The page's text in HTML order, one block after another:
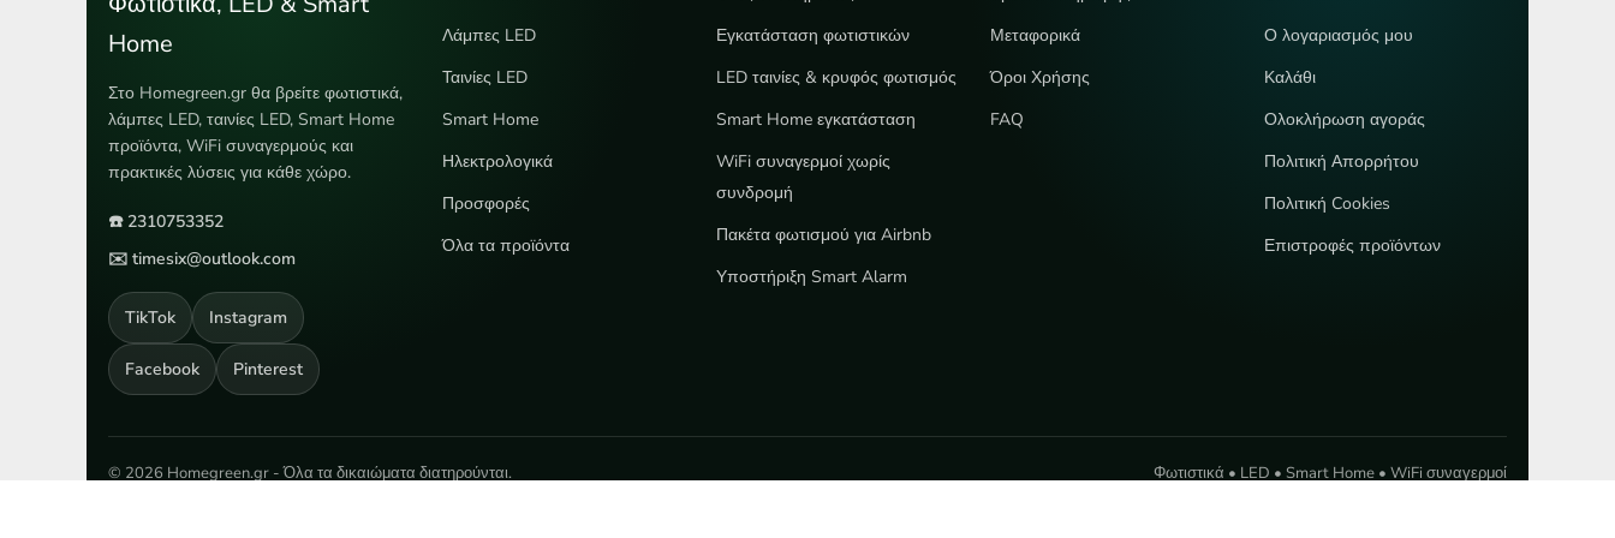
Home
Στο Homegreen.gr θα βρείτε φωτιστικά,
λάμπες LED, ταινίες LED, Smart Home
προϊόντα, WiFi συναγερμούς και
πρακτικές λύσεις για κάθε χώρο.
☎️ 2310753352
✉️ timesix@outlook.com
TikTok Instagram
Facebook Pinterest
Λάμπες LED
Ταινίες LED
Smart Home
Ηλεκτρολογικά
Προσφορές
Όλα τα προϊόντα
Εγκατάσταση φωτιστικών
LED ταινίες & κρυφός φωτισμός
Smart Home εγκατάσταση
WiFi συναγερμοί χωρίς
συνδρομή
Πακέτα φωτισμού για Airbnb
Υποστήριξη Smart Alarm
Μεταφορικά
Όροι Χρήσης
FAQ
Ο λογαριασμός μου
Καλάθι
Ολοκλήρωση αγοράς
Πολιτική Απορρήτου
Πολιτική Cookies
Επιστροφές προϊόντων
© 2026 Homegreen.gr - Όλα τα δικαιώματα διατηρούνται. Φωτιστικά • LED • Smart Home • WiFi συναγερμοί